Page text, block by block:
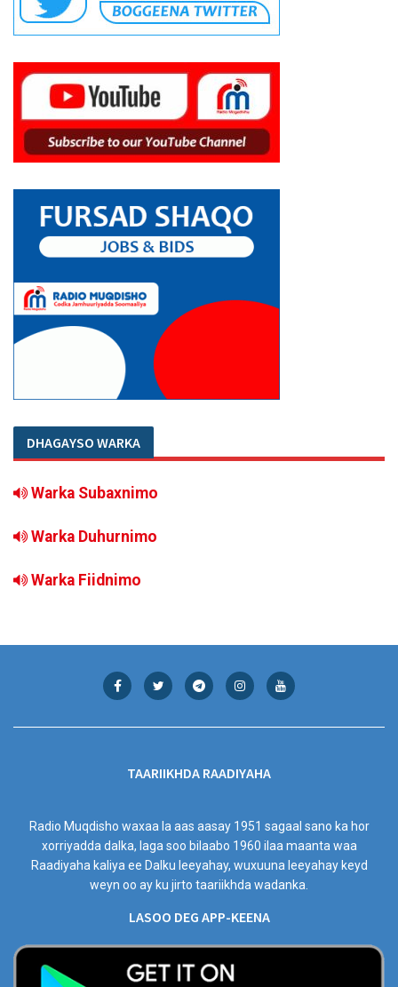
DHAGAYSO WARKA
Warka Subaxnimo
Warka Duhurnimo
Warka Fiidnimo
TAARIIKHDA RAADIYAHA
Radio Muqdisho waxaa la aas aasay 1951 sagaal sano ka hor
xorriyadda dalka, laga soo bilaabo 1960 ilaa maanta waa
Raadiyaha kaliya ee Dalku leeyahay, wuxuuna leeyahay keyd
weyn oo ay ku jirto taariikhda wadanka.
LASOO DEG APP-KEENA